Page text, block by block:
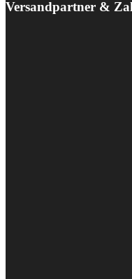
Versandpartner &